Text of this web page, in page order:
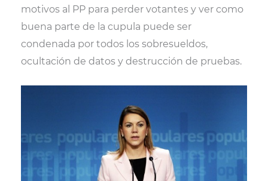
motivos al PP para perder votantes y ver como
buena parte de la cupula puede ser
condenada por todos los sobresueldos,
ocultación de datos y destrucción de pruebas.